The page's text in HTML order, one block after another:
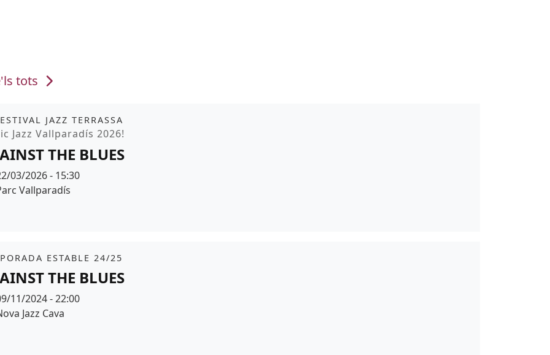
tots
JAZZ TERRASSA
Jazz Vallparadís 2026!
THE BLUES
03/2026 - 15:30
Vallparadís
ESTABLE 24/25
THE BLUES
11/2024 - 22:00
Jazz Cava